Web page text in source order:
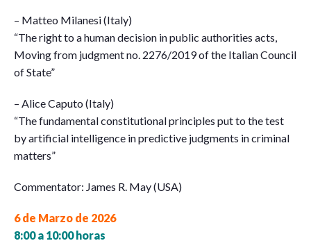
– Matteo Milanesi (Italy)
“The right to a human decision in public authorities acts,
Moving from judgment no. 2276/2019 of the Italian Council
of State”
– Alice Caputo (Italy)
“The fundamental constitutional principles put to the test
by artificial intelligence in predictive judgments in criminal
matters”
Commentator: James R. May (USA)
6 de Marzo de 2026
8:00 a 10:00 horas